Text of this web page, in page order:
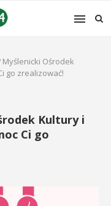
Myślenicki Ośrodek
go zrealizować!
Kultury i
Ci go